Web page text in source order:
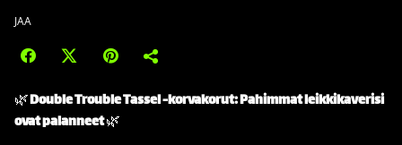
JAA
🌿Double Trouble Tassel -korvakorut: Pahimmat leikkikaverisi
ovat palanneet🌿